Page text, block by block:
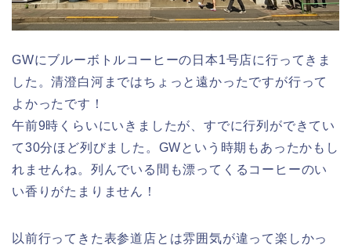
GWにブルーボトルコーヒーの日本1号店に行ってきま
した。清澄白河まではちょっと遠かったですが行って
よかったです！
午前9時くらいにいきましたが、すでに行列ができてい
て30分ほど列びました。GWという時期もあったかもし
れませんね。列んでいる間も漂ってくるコーヒーのい
い香りがたまりません！
以前行ってきた表参道店とは雰囲気が違って楽しかっ